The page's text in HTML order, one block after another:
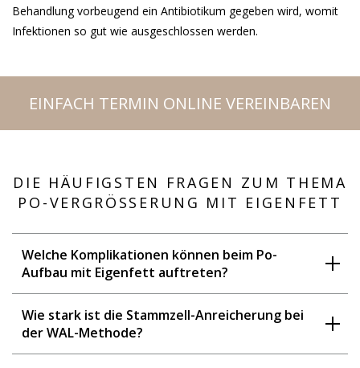
Behandlung vorbeugend ein Antibiotikum gegeben wird, womit
Infektionen so gut wie ausgeschlossen werden.
EINFACH TERMIN ONLINE VEREINBAREN
DIE HÄUFIGSTEN FRAGEN ZUM THEMA
PO-VERGRÖSSERUNG MIT EIGENFETT
Welche Komplikationen können beim Po-
Aufbau mit Eigenfett auftreten?
Wie stark ist die Stammzell-Anreicherung bei
der WAL-Methode?